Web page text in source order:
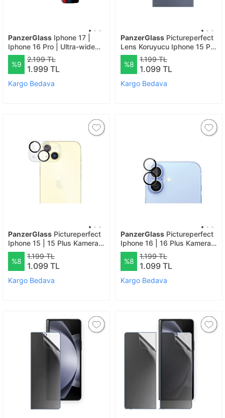
PanzerGlass Iphone 17 |
Iphone 16 Pro | Ultra-wide
Fit Çerçeve Aparatlı 2 Yönlü
Gizli/hayalet Ekranlı Koruyucu
%9
2.199 TL
1.999 TL
Kargo Bedava
PanzerGlass Pictureperfect
Lens Koruyucu Iphone 15 Pro
Ve Iphone 15 Pro Max -
Şeffaf
%8
1.199 TL
1.099 TL
Kargo Bedava
PanzerGlass Pictureperfect
Iphone 15 | 15 Plus Kamera
Lens Koruyucu
%8
1.199 TL
1.099 TL
Kargo Bedava
PanzerGlass Pictureperfect
Iphone 16 | 16 Plus Kamera
Lens Koruyucu
%8
1.199 TL
1.099 TL
Kargo Bedava